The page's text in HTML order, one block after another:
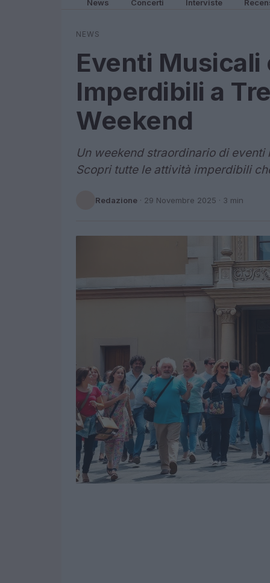
News Concerti Interviste
NEWS
Eventi Musicali
Imperdibili a
Weekend
Un weekend straordinario di
Scopri tutte le attività imperdibili
Redazione · 29 Novembre 2025 · 3 min